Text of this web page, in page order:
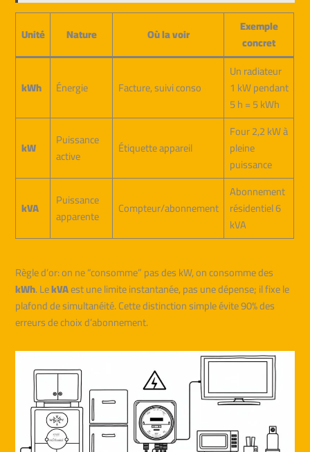
Unité Nature Où la voir
Exemple
concret
kWh Énergie Facture, suivi conso
Un radiateur
1 kW pendant
5 h = 5 kWh
kW
Puissance
active
Étiquette appareil
Four 2,2 kW à
pleine
puissance
kVA
Puissance
apparente
Compteur/abonnement
Abonnement
résidentiel 6
kVA
Règle d’or: on ne “consomme” pas des kW, on consomme des
kWh. LekVAest une limite instantanée, pas une dépense; il fixe le
plafond de simultanéité. Cette distinction simple évite 90% des
erreurs de choix d’abonnement.